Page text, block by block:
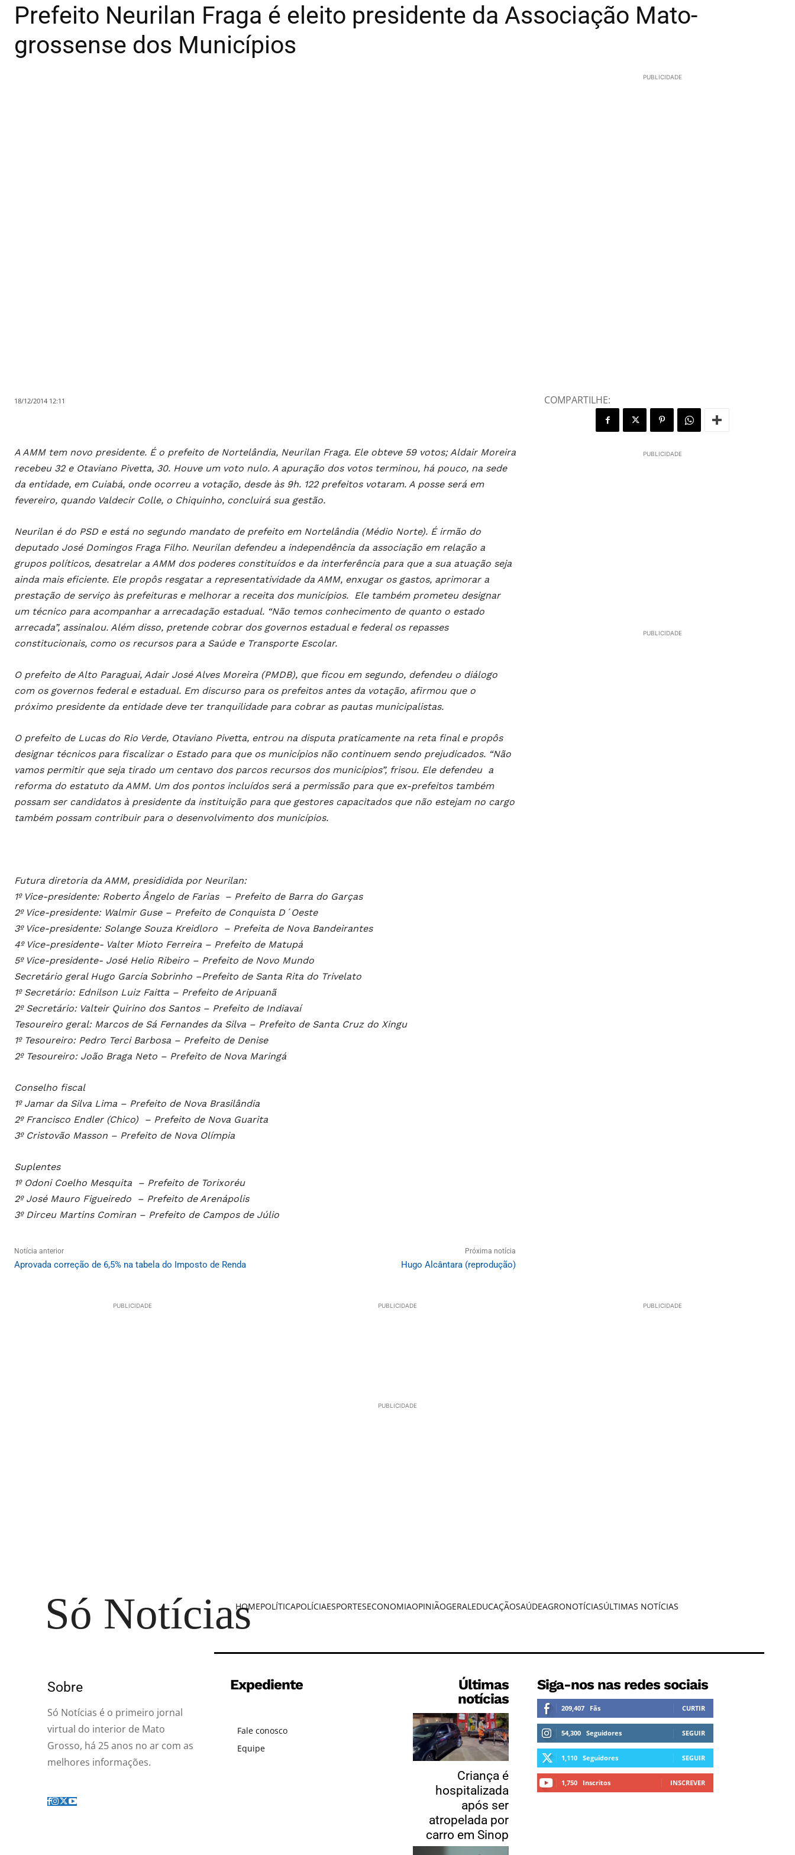
Prefeito Neurilan Fraga é eleito presidente da Associação Mato-
grossense dos Municípios
PUBLICIDADE
18/12/2014 12:11
A AMM tem novo presidente. É o prefeito de Nortelândia, Neurilan Fraga. Ele obteve 59 votos; Aldair Moreira
recebeu 32 e Otaviano Pivetta, 30. Houve um voto nulo. A apuração dos votos terminou, há pouco, na sede
da entidade, em Cuiabá, onde ocorreu a votação, desde às 9h. 122 prefeitos votaram. A posse será em
fevereiro, quando Valdecir Colle, o Chiquinho, concluirá sua gestão.
Neurilan é do PSD e está no segundo mandato de prefeito em Nortelândia (Médio Norte). É irmão do
deputado José Domingos Fraga Filho. Neurilan defendeu a independência da associação em relação a
grupos políticos, desatrelar a AMM dos poderes constituídos e da interferência para que a sua atuação seja
ainda mais eficiente. Ele propôs resgatar a representatividade da AMM, enxugar os gastos, aprimorar a
prestação de serviço às prefeituras e melhorar a receita dos municípios. Ele também prometeu designar
um técnico para acompanhar a arrecadação estadual. “Não temos conhecimento de quanto o estado
arrecada”, assinalou. Além disso, pretende cobrar dos governos estadual e federal os repasses
constitucionais, como os recursos para a Saúde e Transporte Escolar.
O prefeito de Alto Paraguai, Adair José Alves Moreira (PMDB), que ficou em segundo, defendeu o diálogo
com os governos federal e estadual. Em discurso para os prefeitos antes da votação, afirmou que o
próximo presidente da entidade deve ter tranquilidade para cobrar as pautas municipalistas.
O prefeito de Lucas do Rio Verde, Otaviano Pivetta, entrou na disputa praticamente na reta final e propôs
designar técnicos para fiscalizar o Estado para que os municípios não continuem sendo prejudicados. “Não
vamos permitir que seja tirado um centavo dos parcos recursos dos municípios”, frisou. Ele defendeu a
reforma do estatuto da AMM. Um dos pontos incluídos será a permissão para que ex-prefeitos também
possam ser candidatos à presidente da instituição para que gestores capacitados que não estejam no cargo
também possam contribuir para o desenvolvimento dos municípios.
Futura diretoria da AMM, presididida por Neurilan:
1º Vice-presidente: Roberto Ângelo de Farias – Prefeito de Barra do Garças
2º Vice-presidente: Walmir Guse – Prefeito de Conquista D´Oeste
3º Vice-presidente: Solange Souza Kreidloro – Prefeita de Nova Bandeirantes
4º Vice-presidente- Valter Mioto Ferreira – Prefeito de Matupá
5º Vice-presidente- José Helio Ribeiro – Prefeito de Novo Mundo
Secretário geral Hugo Garcia Sobrinho –Prefeito de Santa Rita do Trivelato
1º Secretário: Ednilson Luiz Faitta – Prefeito de Aripuanã
2º Secretário: Valteir Quirino dos Santos – Prefeito de Indiavaí
Tesoureiro geral: Marcos de Sá Fernandes da Silva – Prefeito de Santa Cruz do Xingu
1º Tesoureiro: Pedro Terci Barbosa – Prefeito de Denise
2º Tesoureiro: João Braga Neto – Prefeito de Nova Maringá
Conselho fiscal
1º Jamar da Silva Lima – Prefeito de Nova Brasilândia
2º Francisco Endler (Chico) – Prefeito de Nova Guarita
3º Cristovão Masson – Prefeito de Nova Olímpia
Suplentes
1º Odoni Coelho Mesquita – Prefeito de Torixoréu
2º José Mauro Figueiredo – Prefeito de Arenápolis
3º Dirceu Martins Comiran – Prefeito de Campos de Júlio
Notícia anterior
Aprovada correção de 6,5% na tabela do Imposto de Renda
Próxima notícia
Hugo Alcântara (reprodução)
COMPARTILHE:
PUBLICIDADE
PUBLICIDADE
PUBLICIDADE PUBLICIDADE PUBLICIDADE
PUBLICIDADE
Só Notícias
HOMEPOLÍTICAPOLÍCIAESPORTESECONOMIAOPINIÃOGERALEDUCAÇÃOSAÚDEAGRONOTÍCIASÚLTIMAS NOTÍCIAS
Sobre
Só Notícias é o primeiro jornal
virtual do interior de Mato
Grosso, há 25 anos no ar com as
melhores informações.
Expediente
Fale conosco
Equipe
Últimas
notícias
Criança é
hospitalizada
após ser
atropelada por
carro em Sinop
Siga-nos nas redes sociais
209,407 Fãs CURTIR
54,300 Seguidores SEGUIR
1,110 Seguidores SEGUIR
1,750 Inscritos INSCREVER